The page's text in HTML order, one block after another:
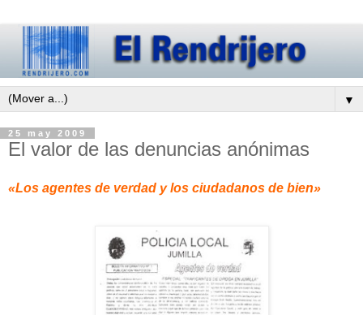
▼
25 may 2009
El valor de las denuncias anónimas
«Los agentes de verdad y los ciudadanos de bien»